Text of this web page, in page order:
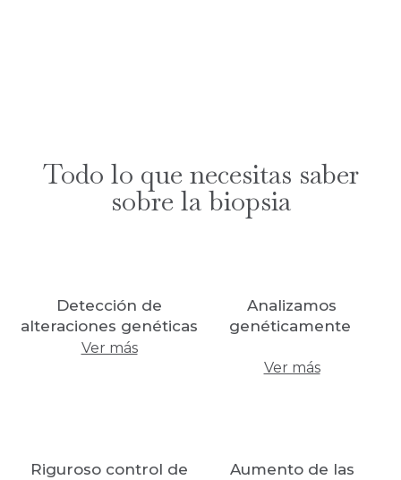
Todo lo que necesitas saber
sobre la biopsia
Detección de
alteraciones genéticas
Ver más
Analizamos
genéticamente
Ver más
Riguroso control de
Aumento de las